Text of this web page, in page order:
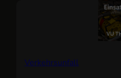
Verkehrsunfall